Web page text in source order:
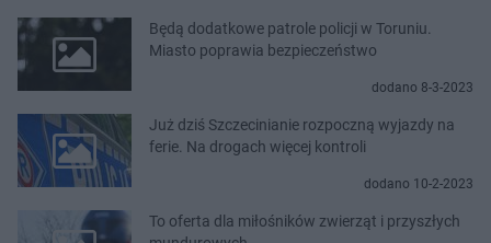
Będą dodatkowe patrole policji w Toruniu.
Miasto poprawia bezpieczeństwo
dodano 8-3-2023
Już dziś Szczecinianie rozpoczną wyjazdy na
ferie. Na drogach więcej kontroli
dodano 10-2-2023
To oferta dla miłośników zwierząt i przyszłych